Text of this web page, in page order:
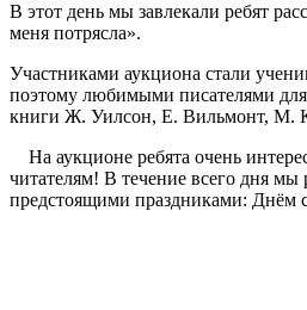
В этот день мы завлекали ребят
меня потрясла».
Участниками аукциона стали
поэтому любимыми писателями
книги Ж. Уилсон, Е. Вильмонт, М.
На аукционе ребята очень
читателям! В течение всего дня
предстоящими праздниками: Днём